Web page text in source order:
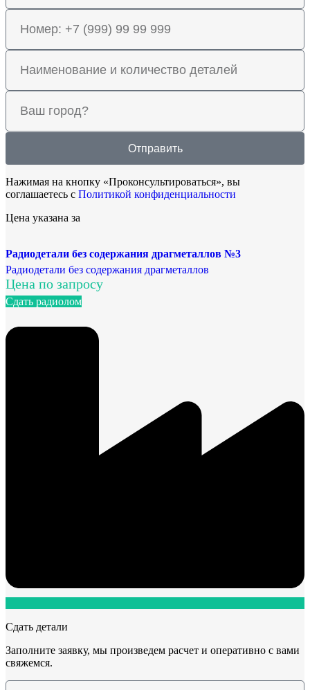
Отправить
Нажимая на кнопку «Проконсультироваться», вы
соглашаетесь с Политикой конфиденциальности
Цена указана за
Радиодетали без содержания драгметаллов №3
Радиодетали без содержания драгметаллов
Цена по запросу
Сдать радиолом
Сдать детали
Заполните заявку, мы произведем расчет и оперативно с вами
свяжемся.